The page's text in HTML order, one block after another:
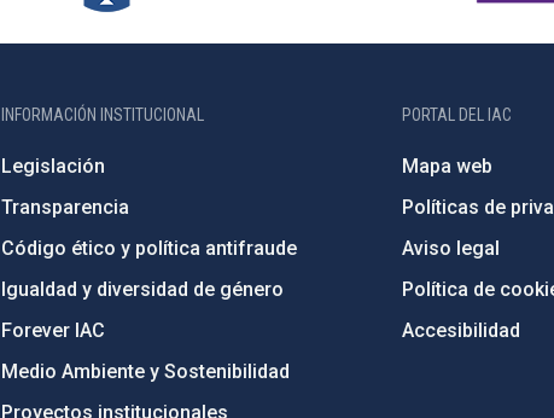
INFORMACIÓN INSTITUCIONAL
Legislación
Transparencia
Código ético y política antifraude
Igualdad y diversidad de género
Forever IAC
Medio Ambiente y Sostenibilidad
Proyectos institucionales
PORTAL DEL IAC
Mapa web
Políticas de
Aviso legal
Política de
Accesibilidad